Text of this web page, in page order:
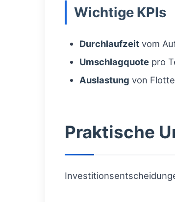
Wichtige KPIs
Durchlaufzeit vom
Umschlagquote pro
Auslastung von
Praktische